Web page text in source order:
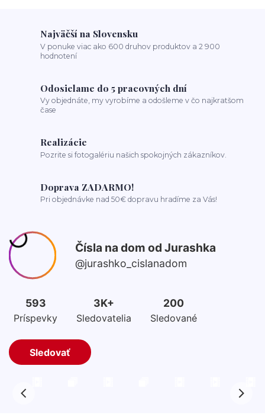
Najväčší na Slovensku
V ponuke viac ako 600 druhov produktov a 2 900
hodnotení
Odosielame do 5 pracovných dní
Vy objednáte, my vyrobíme a odošleme v čo najkratšom
čase
Realizácie
Pozrite si fotogalériu našich spokojných zákazníkov.
Doprava ZADARMO!
Pri objednávke nad 50€ dopravu hradíme za Vás!